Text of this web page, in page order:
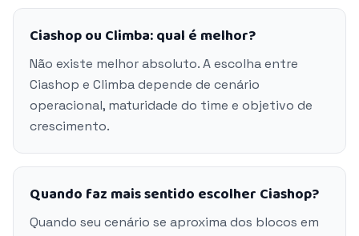
Ciashop ou Climba: qual é melhor?
Não existe melhor absoluto. A escolha entre
Ciashop e Climba depende de cenário
operacional, maturidade do time e objetivo de
crescimento.
Quando faz mais sentido escolher Ciashop?
Quando seu cenário se aproxima dos blocos em